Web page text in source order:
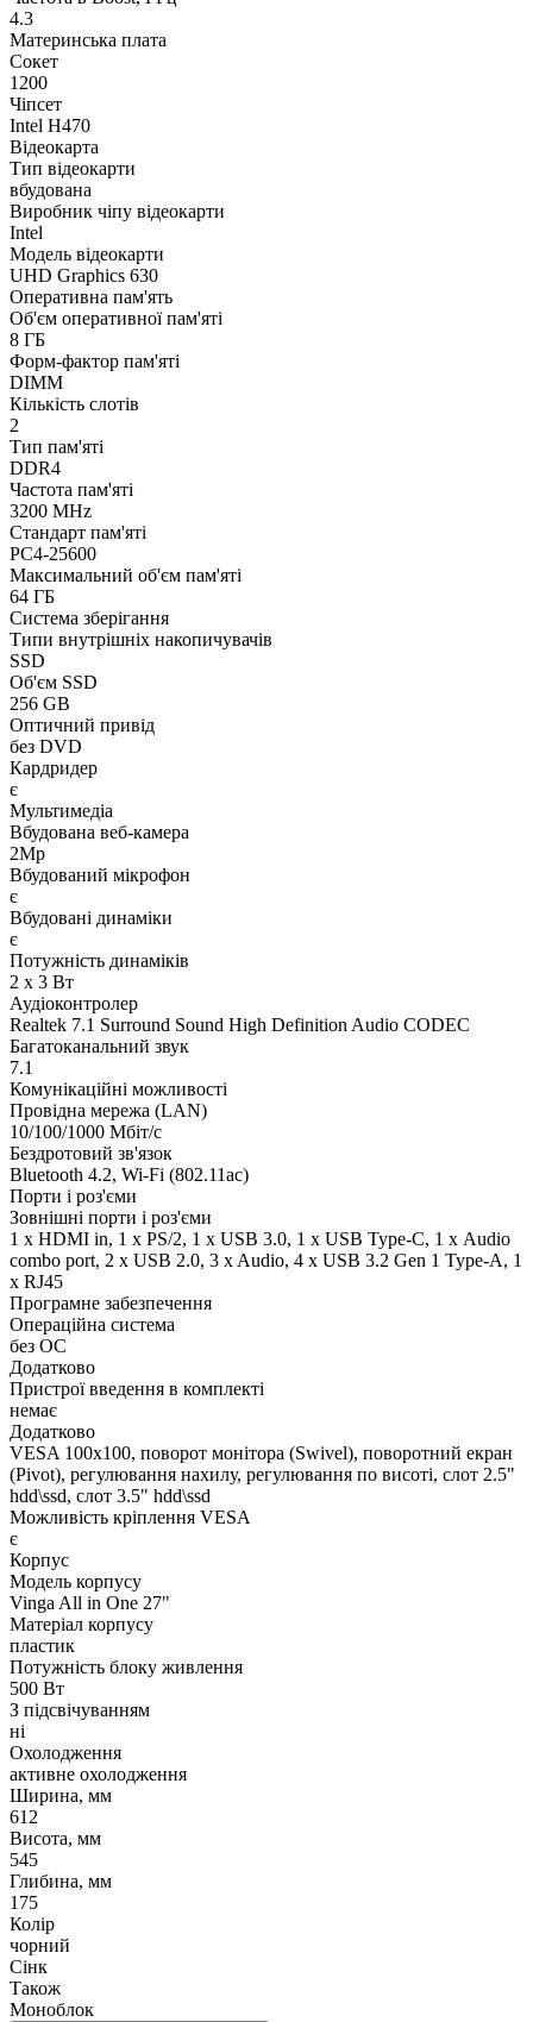
4.3
Материнська плата
Сокет
1200
Чіпсет
Intel H470
Відеокарта
Тип відеокарти
вбудована
Виробник чіпу відеокарти
Intel
Модель відеокарти
UHD Graphics 630
Оперативна пам'ять
Об'єм оперативної пам'яті
8 ГБ
Форм-фактор пам'яті
DIMM
Кількість слотів
2
Тип пам'яті
DDR4
Частота пам'яті
3200 MHz
Стандарт пам'яті
PC4-25600
Максимальний об'єм пам'яті
64 ГБ
Система зберігання
Типи внутрішніх накопичувачів
SSD
Об'єм SSD
256 GB
Оптичний привід
без DVD
Кардридер
є
Мультимедіа
Вбудована веб-камера
2Mp
Вбудований мікрофон
є
Вбудовані динаміки
є
Потужність динаміків
2 x 3 Вт
Аудіоконтролер
Realtek 7.1 Surround Sound High Definition Audio CODEC
Багатоканальний звук
7.1
Комунікаційні можливості
Провідна мережа (LAN)
10/100/1000 Мбіт/с
Бездротовий зв'язок
Bluetooth 4.2, Wi-Fi (802.11ac)
Порти і роз'єми
Зовнішні порти і роз'єми
1 x HDMI in, 1 x PS/2, 1 x USB 3.0, 1 x USB Type-C, 1 х Audio
combo port, 2 x USB 2.0, 3 x Audio, 4 x USB 3.2 Gen 1 Type-A, 1
x RJ45
Програмне забезпечення
Операційна система
без ОС
Додатково
Пристрої введення в комплекті
немає
Додатково
VESA 100x100, поворот монітора (Swivel), поворотний екран
(Pivot), регулювання нахилу, регулювання по висоті, слот 2.5"
hdd\ssd, слот 3.5" hdd\ssd
Можливість кріплення VESA
є
Корпус
Модель корпусу
Vinga All in One 27"
Матеріал корпусу
пластик
Потужність блоку живлення
500 Вт
З підсвічуванням
ні
Охолодження
активне охолодження
Ширина, мм
612
Висота, мм
545
Глибина, мм
175
Колір
чорний
Сінк
Також
Моноблок